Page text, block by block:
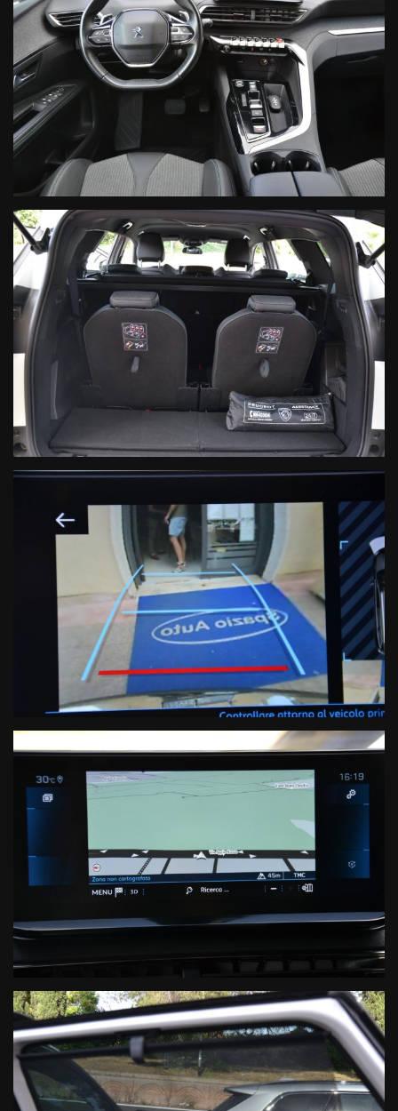
alcun modo l'inserzionista.Vista la quantità di annunci e dettagli
inseriti, invitiamo la clientela interessata all'acquisto a verificare
la correttezza dei dati e degli optional inseriti direttamente con
il personale vendite.